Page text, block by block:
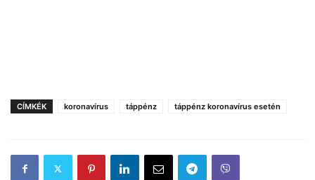
CÍMKÉK koronavírus táppénz táppénz koronavírus esetén